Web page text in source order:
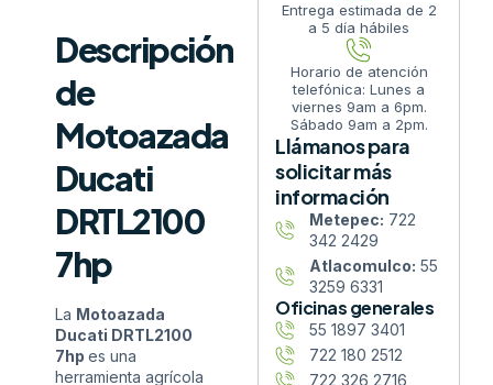
Descripción
de
Motoazada
Ducati
DRTL2100
7hp
La Motoazada
Ducati DRTL2100
7hp es una
herramienta agrícola
Entrega estimada de 2
a 5 día hábiles
Horario de atención
telefónica: Lunes a
viernes 9am a 6pm.
Sábado 9am a 2pm.
Llámanos para
solicitar más
información
Metepec: 722
342 2429
Atlacomulco: 55
3259 6331
Oficinas generales
55 1897 3401
722 180 2512
722 326 2716